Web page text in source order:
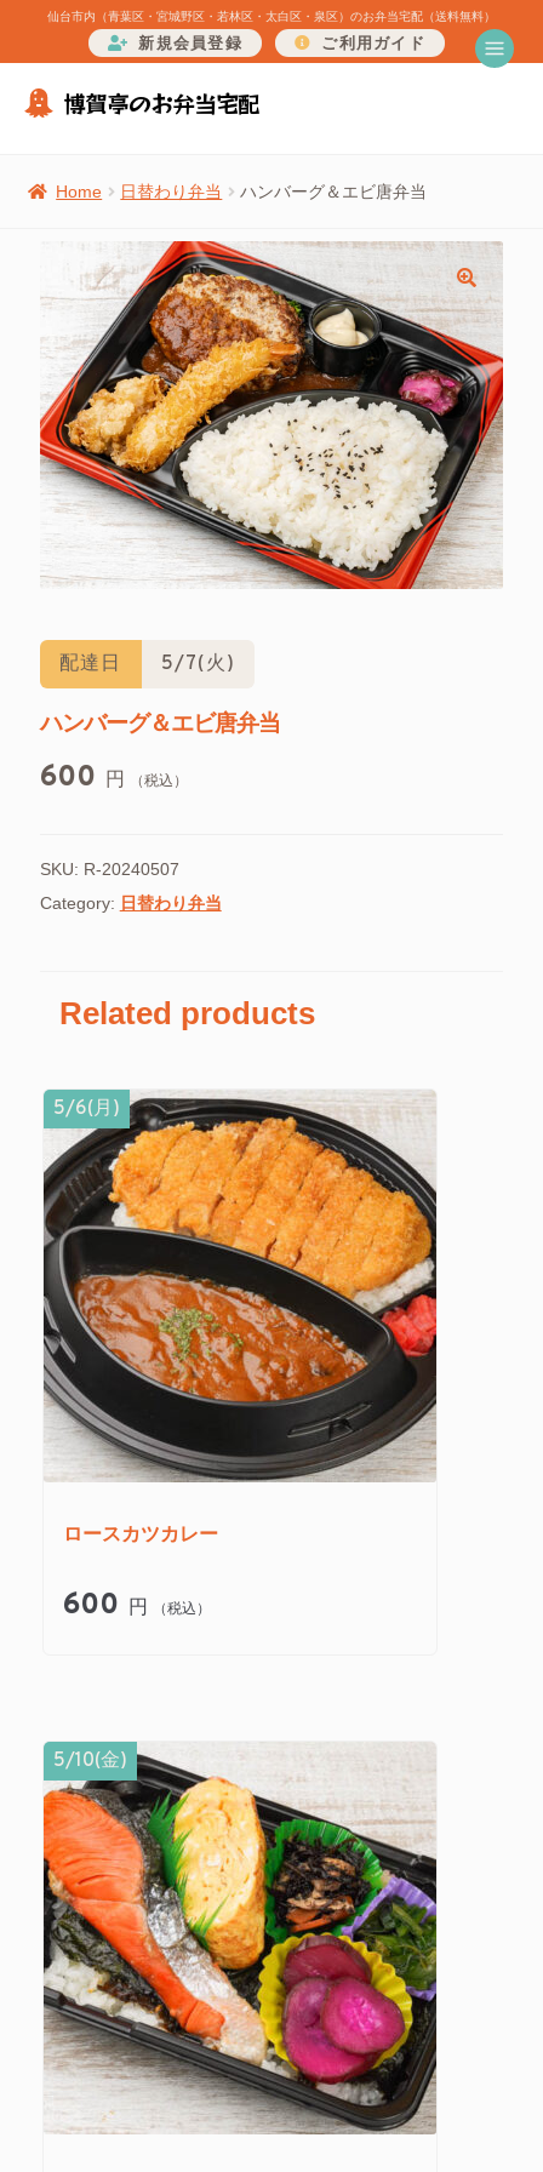
仙台市内（青葉区・宮城野区・若林区・太白区・泉区）のお弁当宅配（送料無料）
新規会員登録 ご利用ガイド
博賀亭のお弁当宅配
Home 日替わり弁当 ハンバーグ＆エビ唐弁当
🔍
配達日 5/7(火)
ハンバーグ＆エビ唐弁当
600 円 （税込）
SKU: R-20240507
Category: 日替わり弁当
Related products
5/6(月)
ロースカツカレー
600 円 （税込）
5/10(金)